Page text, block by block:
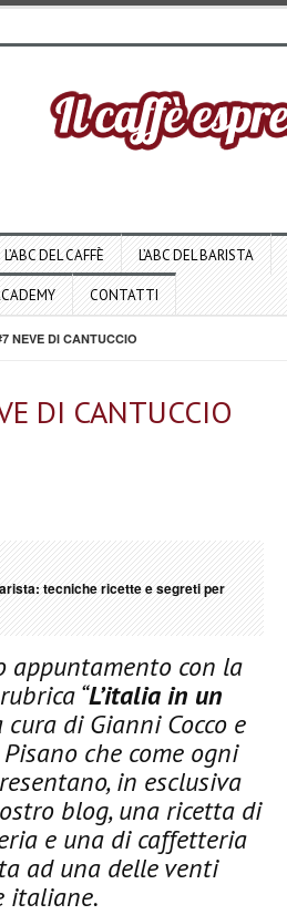
L’ABC DEL CAFFÈ L’ABC DEL BARISTA
CONTATTI
NEVE DI CANTUCCIO
DI CANTUCCIO
tecniche ricette e segreti per
appuntamento con la
“L’italia in un
di Gianni Cocco e
che come ogni
in esclusiva
blog, una ricetta di
e una di caffetteria
ad una delle venti
italiane.